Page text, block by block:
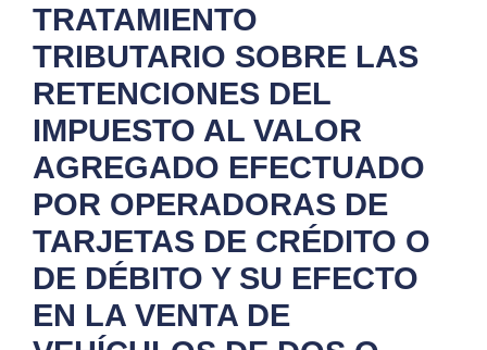
TRATAMIENTO
TRIBUTARIO SOBRE LAS
RETENCIONES DEL
IMPUESTO AL VALOR
AGREGADO EFECTUADO
POR OPERADORAS DE
TARJETAS DE CRÉDITO O
DE DÉBITO Y SU EFECTO
EN LA VENTA DE